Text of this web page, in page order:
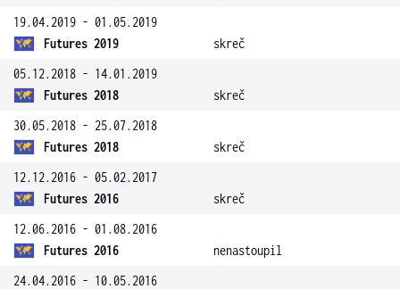
19.04.2019 - 01.05.2019
Futures 2019
skreč
05.12.2018 - 14.01.2019
Futures 2018
skreč
30.05.2018 - 25.07.2018
Futures 2018
skreč
12.12.2016 - 05.02.2017
Futures 2016
skreč
12.06.2016 - 01.08.2016
Futures 2016
nenastoupil
24.04.2016 - 10.05.2016